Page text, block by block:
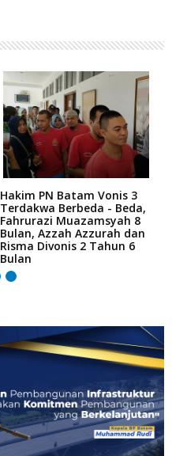
Hakim PN Batam Vonis 3
Terdakwa Berbeda - Beda,
Fahrurazi Muazamsyah 8
Bulan, Azzah Azzurah dan
Risma Divonis 2 Tahun 6
Bulan